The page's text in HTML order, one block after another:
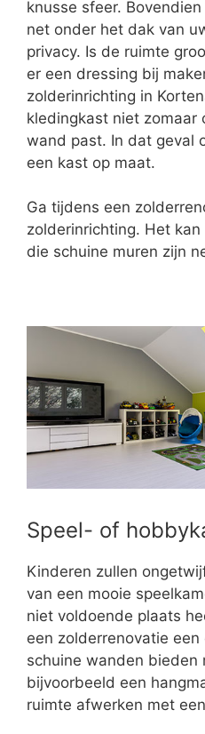
knusse sfeer.
net onder het dak van
privacy. Is de ruimte
er een dressing bij
zolderinrichting in
kledingkast niet zomaar
wand past. In dat geval
een kast op maat.
Ga tijdens een
zolderinrichting. Het
die schuine muren zijn
Speel- of
Kinderen zullen
van een mooie
niet voldoende plaats
een zolderrenovatie
schuine wanden bieden
bijvoorbeeld een
ruimte afwerken met